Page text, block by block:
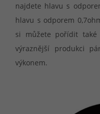
najdete hlavu s
hlavu s odporem
si můžete pořídit
výraznější produkci
výkonem.